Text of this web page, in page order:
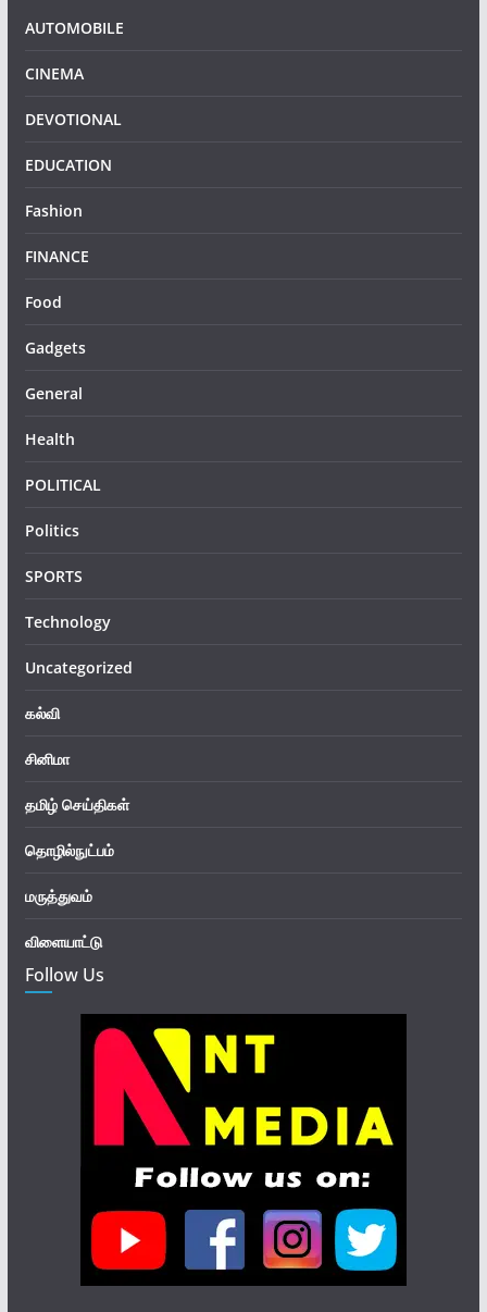
AUTOMOBILE
CINEMA
DEVOTIONAL
EDUCATION
Fashion
FINANCE
Food
Gadgets
General
Health
POLITICAL
Politics
SPORTS
Technology
Uncategorized
கல்வி
சினிமா
தமிழ் செய்திகள்
தொழில்நுட்பம்
மருத்துவம்
விளையாட்டு
Follow Us